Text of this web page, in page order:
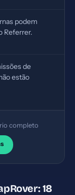
podem
Referrer.
de
estão
completo
18